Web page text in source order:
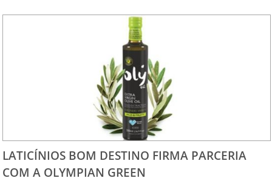
LATICÍNIOS BOM DESTINO FIRMA PARCERIA
COM A OLYMPIAN GREEN